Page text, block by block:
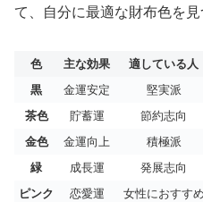
て、自分に最適な財布色を見
色 主な効果 適している人
黒
金運安定 堅実派
茶色
貯蓄運 節約志向
金色
金運向上 積極派
緑
成長運 発展志向
ピンク
恋愛運 女性におすすめ